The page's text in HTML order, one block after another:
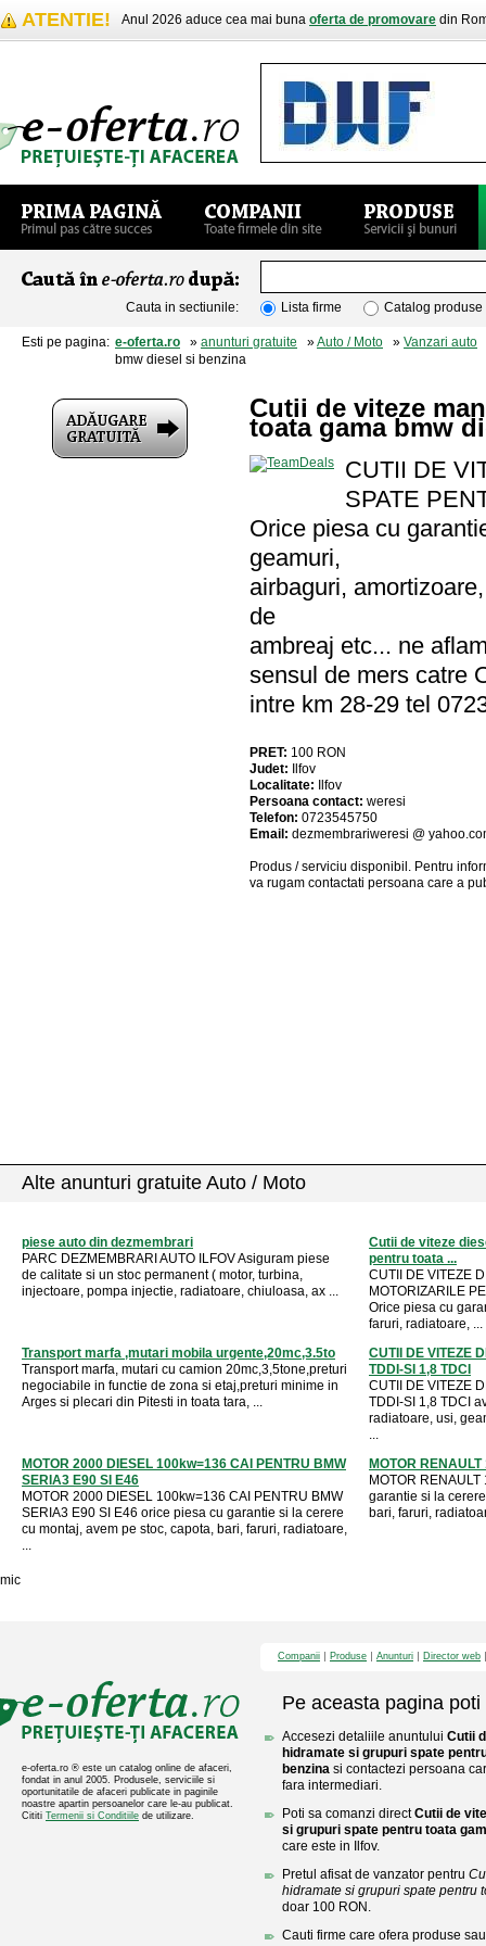
ATENTIE! Anul 2026 aduce cea mai buna oferta de promovare din
Cauta in sectiunile: Lista firme Catalog produse
Esti pe pagina: e-oferta.ro » anunturi gratuite »Auto / Moto » Vanzari auto
bmw diesel si benzina
Cutii de viteze
toata gama bmw
CUTII DE
SPATE
Orice piesa cu
geamuri,
airbaguri,
de
ambreaj etc... ne
sensul de mers catre
intre km 28-29 tel
PRET: 100 RON
Judet:
Ilfov
Localitate:
Ilfov
Persoana contact: weresi
Telefon: 0723545750
Email: dezmembrariweresi @
Produs / serviciu disponibil . Pentru
va rugam contactati persoana care a
Alte anunturi gratuite Auto / Moto
piese auto din dezmembrari
PARC DEZMEMBRARI AUTO ILFOV Asiguram piese
de calitate si un stoc permanent ( motor, turbina,
injectoare, pompa injectie, radiatoare, chiuloasa, ax ...
Cutii de viteze
pentru toata ...
CUTII DE VITEZE
MOTORIZARILE
Orice piesa cu
faruri, radiatoare, ...
Transport marfa ,mutari mobila urgente,20mc,3.5to
Transport marfa, mutari cu camion 20mc,3,5tone,preturi
negociabile in functie de zona si etaj,preturi minime in
Arges si plecari din Pitesti in toata tara, ...
CUTII DE VITEZE
TDDI-SI 1,8 TDCI
CUTII DE VITEZE
TDDI-SI 1,8 TDCI
radiatoare, usi,
...
MOTOR 2000 DIESEL 100kw=136 CAI PENTRU BMW
SERIA3 E90 SI E46
MOTOR 2000 DIESEL 100kw=136 CAI PENTRU BMW
SERIA3 E90 SI E46 orice piesa cu garantie si la cerere
cu montaj, avem pe stoc, capota, bari, faruri, radiatoare,
...
MOTOR
MOTOR
garantie si la
bari, faruri,
mic
e-oferta.ro ® este un catalog online de afaceri,
fondat in anul 2005. Produsele, serviciile si
oportunitatile de afaceri publicate in paginile
noastre apartin persoanelor care le-au publicat.
Cititi Termenii si Conditiile de utilizare.
Companii Produse Anunturi Director web
Pe aceasta pagina poti
Accesezi detaliile anuntului Cutii
hidramate si grupuri spate
benzina si contactezi persoana
fara intermediari.
Poti sa comanzi directCutii de
si grupuri spate pentru toata
care este in Ilfov.
Pretul afisat de vanzator pentru
hidramate si grupuri spate pentru
doar 100 RON.
Cauti firme care ofera produse